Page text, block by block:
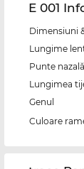
E 001
Dimensiuni
Lungime
Punte
Lungimea
Genul
Culoare